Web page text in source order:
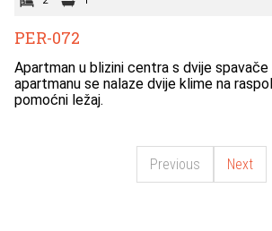
PER-072
Apartman u blizini centra s dvije spavače
apartmanu se nalaze dvije klime na
pomoćni ležaj.
Previous Next